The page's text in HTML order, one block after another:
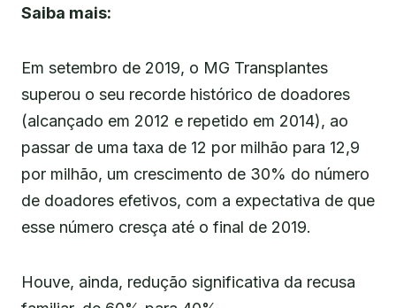
Saiba mais:
Em setembro de 2019, o MG Transplantes
superou o seu recorde histórico de doadores
(alcançado em 2012 e repetido em 2014), ao
passar de uma taxa de 12 por milhão para 12,9
por milhão, um crescimento de 30% do número
de doadores efetivos, com a expectativa de que
esse número cresça até o final de 2019.
Houve, ainda, redução significativa da recusa